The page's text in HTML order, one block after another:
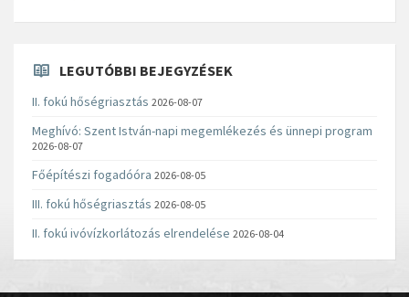
LEGUTÓBBI BEJEGYZÉSEK
II. fokú hőségriasztás 2026-08-07
Meghívó: Szent István-napi megemlékezés és ünnepi program
2026-08-07
Főépítészi fogadóóra 2026-08-05
III. fokú hőségriasztás 2026-08-05
II. fokú ivóvízkorlátozás elrendelése 2026-08-04